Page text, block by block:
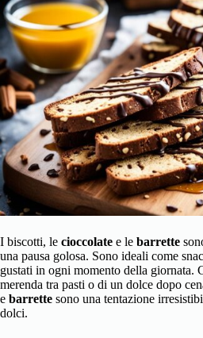
I biscotti, le cioccolate e le barrette
una pausa golosa. Sono ideali come
gustati in ogni momento della giornata.
merenda tra pasti o di un dolce dopo
e barrette sono una tentazione
dolci.